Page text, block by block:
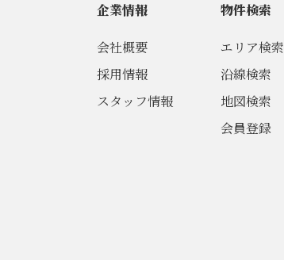
企業情報
会社概要
採用情報
スタッフ情報
物件検索
エリア検索
沿線検索
地図検索
会員登録